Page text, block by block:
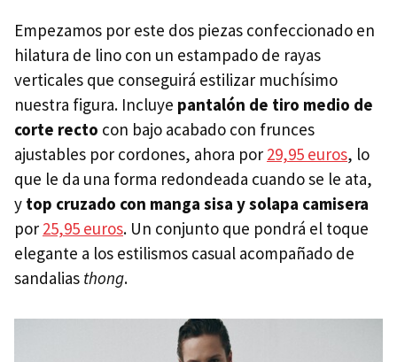
Empezamos por este dos piezas confeccionado en
hilatura de lino con un estampado de rayas
verticales que conseguirá estilizar muchísimo
nuestra figura. Incluye pantalón de tiro medio de
corte recto con bajo acabado con frunces
ajustables por cordones, ahora por 29,95 euros, lo
que le da una forma redondeada cuando se le ata,
y top cruzado con manga sisa y solapa camisera
por 25,95 euros. Un conjunto que pondrá el toque
elegante a los estilismos casual acompañado de
sandalias thong.